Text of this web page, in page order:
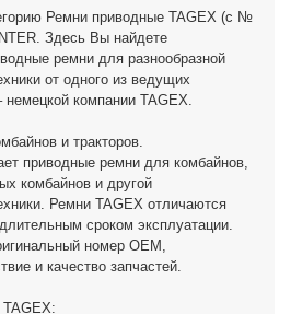
Ремни приводные TAGEX (с №
Здесь Вы найдете
ремни для разнообразной
от одного из ведущих
немецкой компании TAGEX.
и тракторов.
приводные ремни для комбайнов,
комбайнов и другой
Ремни TAGEX отличаются
сроком эксплуатации.
номер OEM,
и качество запчастей.